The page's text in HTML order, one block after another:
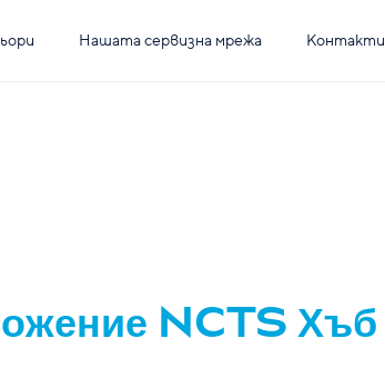
Нашата сервизна мрежа Контакти
NCTS Хъб